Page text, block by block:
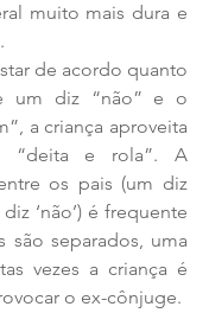
muito mais dura e
de acordo quanto
um diz “não” e o
a criança aproveita
“deita e rola”. A
os pais (um diz
‘não’) é frequente
são separados, uma
vezes a criança é